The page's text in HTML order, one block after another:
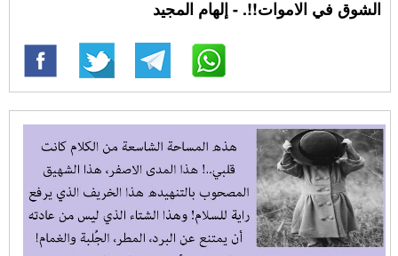
الشوق في الاموات!!. - إلهام المجيد